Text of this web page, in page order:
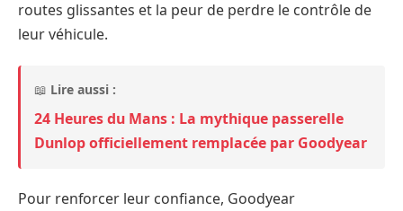
routes glissantes et la peur de perdre le contrôle de
leur véhicule.
📖 Lire aussi :
24 Heures du Mans : La mythique passerelle
Dunlop officiellement remplacée par Goodyear
Pour renforcer leur confiance, Goodyear